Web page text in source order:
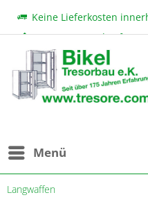
Keine Lieferkosten
Beratung & Verkauf:+49
bikel@tresore.com
Günstige Preise
Menü
Langwaffen